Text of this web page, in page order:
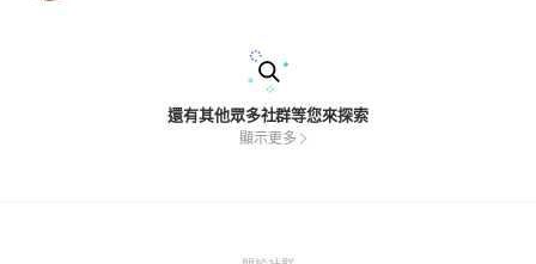
還有其他眾多社群等您來探索
顯示更多